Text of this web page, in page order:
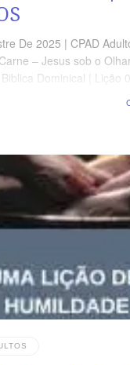
De 2025 | CPAD
– Jesus sob o
Dominical | Lição
fé e consolida a
DIÁRIA Segunda –